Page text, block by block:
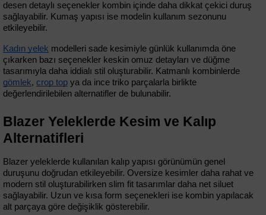
desen detaylı seçenekler kombin içinde daha dikkat çekici duruş
sağlayabilir. Kumaş yapısı ise modelin kullanım sezonunu
etkileyebilir.
Kadın yelek modelleri sade kesimiyle günlük kullanımda öne
çıkarken bazı seçenekler keskin omuz detayları ve düğme
gömlek, crop top ya da ince triko parçalarla birlikte
değerlendirilebilen alternatifler de bulunabilir.
Blazer Yeleklerde Kesim ve Kalıp
Alternatifleri
Blazer yeleklerde kullanılan kalıp yapısı görünümün genel
duruşunu doğrudan etkileyebilir. Oversize kesimler daha rahat ve
modern stil oluşturabilirken slim fit tasarımlar daha net siluet
sağlayabilir. Uzun ve kısa form seçenekleri ise kombin yapılacak
alt parçaya göre değişiklik gösterebilir.